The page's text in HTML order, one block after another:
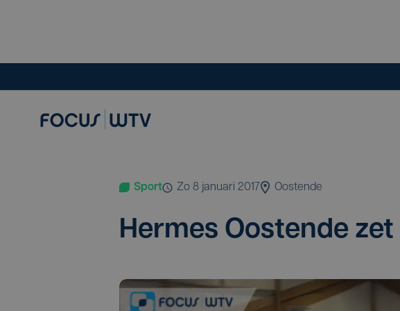
Sport zo 8 januari 2017 Oostende
Her­mes Oos­ten­de zet